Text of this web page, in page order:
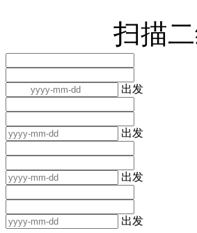
扫描
出发
出发
出发
出发